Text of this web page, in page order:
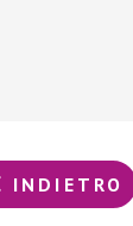
INDIETRO